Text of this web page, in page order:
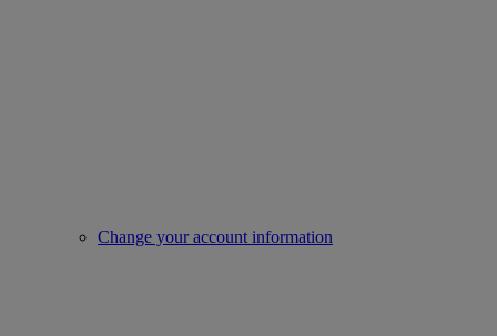
Change your account information